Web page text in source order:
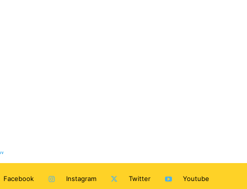
Facebook Instagram Twitter Youtube